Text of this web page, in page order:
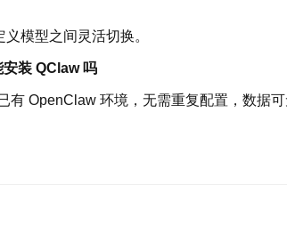
模型之间灵活切换。
装 QClaw 吗
OpenClaw 环境，无需重复配置，数据可
败怎么办
能通过微信远程控制电脑QClaw干活吗